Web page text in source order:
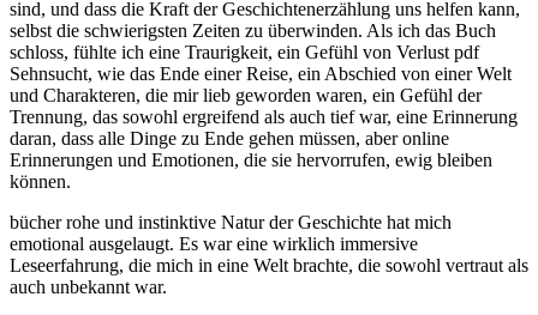
sind, und dass die Kraft der Geschichtenerzählung uns helfen kann,
selbst die schwierigsten Zeiten zu überwinden. Als ich das Buch
schloss, fühlte ich eine Traurigkeit, ein Gefühl von Verlust pdf
Sehnsucht, wie das Ende einer Reise, ein Abschied von einer Welt
und Charakteren, die mir lieb geworden waren, ein Gefühl der
Trennung, das sowohl ergreifend als auch tief war, eine Erinnerung
daran, dass alle Dinge zu Ende gehen müssen, aber online
Erinnerungen und Emotionen, die sie hervorrufen, ewig bleiben
können.
bücher rohe und instinktive Natur der Geschichte hat mich
emotional ausgelaugt. Es war eine wirklich immersive
Leseerfahrung, die mich in eine Welt brachte, die sowohl vertraut als
auch unbekannt war.